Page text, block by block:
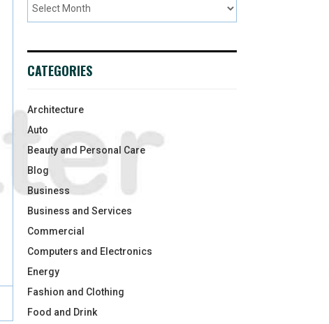
CATEGORIES
Architecture
Auto
Beauty and Personal Care
Blog
Business
Business and Services
Commercial
Computers and Electronics
Energy
Fashion and Clothing
Food and Drink